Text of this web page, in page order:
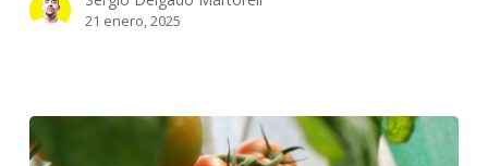
21 enero, 2025